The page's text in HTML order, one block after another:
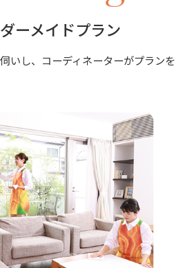
ーメイドプラン
いし、コーディネーターがプランを